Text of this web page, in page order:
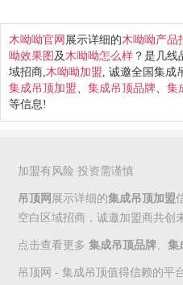
木呦呦官网 展示详细的木呦呦产品
呦效果图 及 木呦呦怎么样 ？是几
域招商, 木呦呦加盟 , 诚邀全国集
集成吊顶加盟
集成吊顶品牌 集
等信息!
加盟有风险 投资需谨慎
吊顶网 展示详细的集成吊顶加盟
空白区域招商，诚邀加盟商共创
点击查看更多集成吊顶品牌、集
吊顶网 - 集成吊顶值得信赖的平